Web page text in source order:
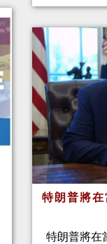
特朗普將
特朗普將在